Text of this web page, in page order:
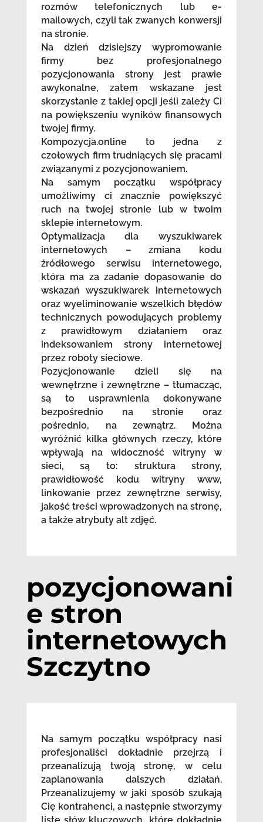
rozmów telefonicznych lub e-
mailowych, czyli tak zwanych konwersji
na stronie.
Na dzień dzisiejszy wypromowanie
firmy bez profesjonalnego
pozycjonowania strony jest prawie
awykonalne, zatem wskazane jest
skorzystanie z takiej opcji jeśli zależy Ci
na powiększeniu wyników finansowych
twojej firmy.
Kompozycja.online to jedna z
czołowych firm trudniących się pracami
związanymi z pozycjonowaniem.
Na samym początku współpracy
umożliwimy ci znacznie powiększyć
ruch na twojej stronie lub w twoim
sklepie internetowym.
Optymalizacja dla wyszukiwarek
internetowych – zmiana kodu
źródłowego serwisu internetowego,
która ma za zadanie dopasowanie do
wskazań wyszukiwarek internetowych
oraz wyeliminowanie wszelkich błędów
technicznych powodujących problemy
z prawidłowym działaniem oraz
indeksowaniem strony internetowej
przez roboty sieciowe.
Pozycjonowanie dzieli się na
wewnętrzne i zewnętrzne – tłumacząc,
są to usprawnienia dokonywane
bezpośrednio na stronie oraz
pośrednio, na zewnątrz. Można
wyróżnić kilka głównych rzeczy, które
wpływają na widoczność witryny w
sieci, są to: struktura strony,
prawidłowość kodu witryny www,
linkowanie przez zewnętrzne serwisy,
jakość treści wprowadzonych na stronę,
a także atrybuty alt zdjęć.
pozycjonowani
e stron
internetowych
Szczytno
Na samym początku współpracy nasi
profesjonaliści dokładnie przejrzą i
przeanalizują twoją stronę, w celu
zaplanowania dalszych działań.
Przeanalizujemy w jaki sposób szukają
Cię kontrahenci, a następnie stworzymy